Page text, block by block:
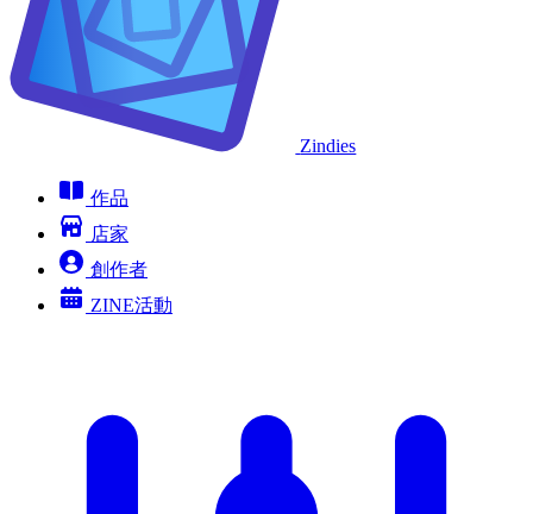
Zindies
作品
店家
創作者
ZINE活動